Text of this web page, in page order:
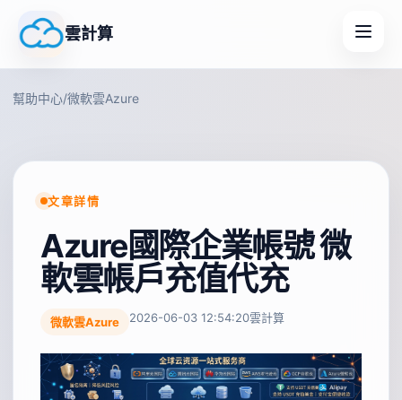
雲計算
幫助中心/微軟雲Azure
文章詳情
Azure國際企業帳號 微
軟雲帳戶充值代充
微軟雲Azure 2026-06-03 12:54:20雲計算